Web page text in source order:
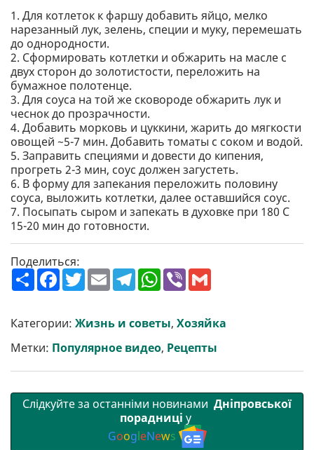
1. Для котлеток к фаршу добавить яйцо, мелко
нарезанный лук, зелень, специи и муку, перемешать
до однородности.
2. Сформировать котлетки и обжарить на масле с
двух сторон до золотистости, переложить на
бумажное полотенце.
3. Для соуса на той же сковороде обжарить лук и
чеснок до прозрачности.
4. Добавить морковь и цуккини, жарить до мягкости
овощей ~5-7 мин. Добавить томаты с соком и водой.
5. Заправить специями и довести до кипения,
прогреть 2-3 мин, соус должен загустеть.
6. В форму для запекания переложить половину
соуса, выложить котлетки, далее оставшийся соус.
7. Посыпать сыром и запекать в духовке при 180 С
15-20 мин до готовности.
Поделиться:
П
о
р
и
т
и
F
a
b
o
o
k
T
w
t
e
r
E
m
l
T
e
g
r
a
m
W
h
s
A
p
V
r l
Категории: Жизнь и советы, Хозяйка
Метки: Популярное видео, Рецепты
Слідкуйте за останніми новинами Дніпровської
порадниці у
GoogleNews